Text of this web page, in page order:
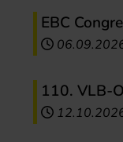
EBC
110. VLB-